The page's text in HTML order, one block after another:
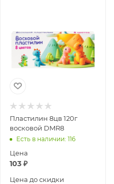
Пластилин 8цв 120г
восковой DMR8
Есть в наличии: 116
Цена
103₽
Цена до скидки